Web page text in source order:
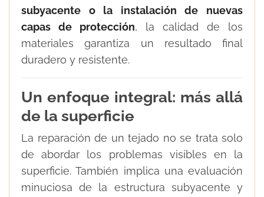
subyacente o la instalación de nuevas
capas de protección, la calidad de los
materiales garantiza un resultado final
duradero y resistente.
Un enfoque integral: más allá
de la superficie
La reparación de un tejado no se trata solo
de abordar los problemas visibles en la
superficie. También implica una evaluación
minuciosa de la estructura subyacente y